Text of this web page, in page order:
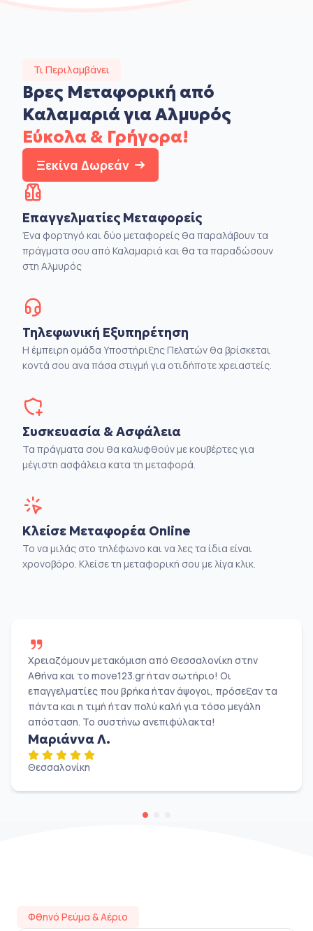
Τι Περιλαμβάνει
Βρες Μεταφορική από
Καλαμαριά για Αλμυρός
Εύκολα & Γρήγορα!
Ξεκίνα Δωρεάν
Επαγγελματίες Μεταφορείς
Ένα φορτηγό και δύο μεταφορείς θα παραλάβουν τα
πράγματα σου από Καλαμαριά και θα τα παραδώσουν
στη Αλμυρός
Τηλεφωνική Εξυπηρέτηση
Η έμπειρη ομάδα Υποστήριξης Πελατών θα βρίσκεται
κοντά σου ανα πάσα στιγμή για οτιδήποτε χρειαστείς.
Συσκευασία & Ασφάλεια
Τα πράγματα σου θα καλυφθούν με κουβέρτες για
μέγιστη ασφάλεια κατα τη μεταφορά.
Κλείσε Μεταφορέα Online
Το να μιλάς στο τηλέφωνο και να λες τα ίδια είναι
χρονοβόρο. Κλείσε τη μεταφορική σου με λίγα κλικ.
Χρειαζόμουν μετακόμιση από Θεσσαλονίκη στην
Αθήνα και το move123.gr ήταν σωτήριο! Οι
επαγγελματίες που βρήκα ήταν άψογοι, πρόσεξαν τα
πάντα και η τιμή ήταν πολύ καλή για τόσο μεγάλη
απόσταση. Το συστήνω ανεπιφύλακτα!
Μαριάννα Λ.
Θεσσαλονίκη
Φθηνό Ρεύμα & Αέριο